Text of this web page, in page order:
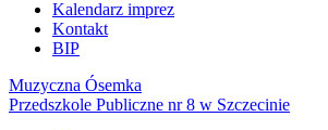
Kalendarz imprez
Kontakt
BIP
Muzyczna Ósemka
Przedszkole Publiczne nr 8 w Szczecinie